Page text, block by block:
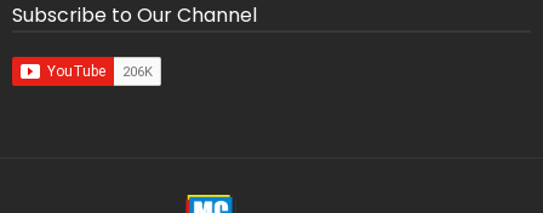
Subscribe to Our Channel